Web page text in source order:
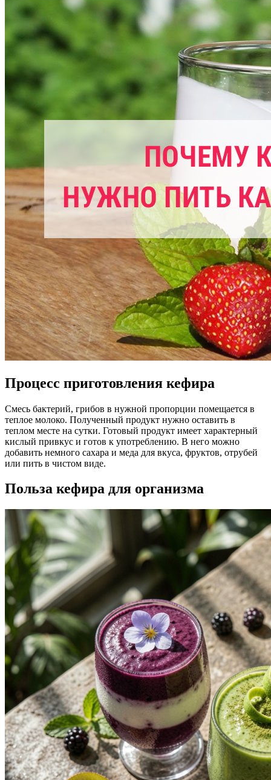
Процесс приготовления кефира
Смесь бактерий, грибов в нужной пропорции помещается в
теплое молоко. Полученный продукт нужно оставить в
теплом месте на сутки. Готовый продукт имеет характерный
кислый привкус и готов к употреблению. В него можно
добавить немного сахара и меда для вкуса, фруктов, отрубей
или пить в чистом виде.
Польза кефира для организма